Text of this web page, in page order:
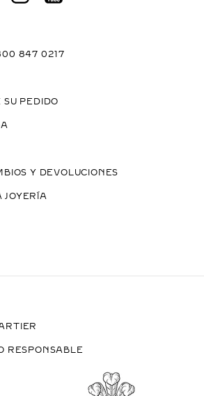
847 0217
SU PEDIDO
Y DEVOLUCIONES
JOYERÍA
RESPONSABLE